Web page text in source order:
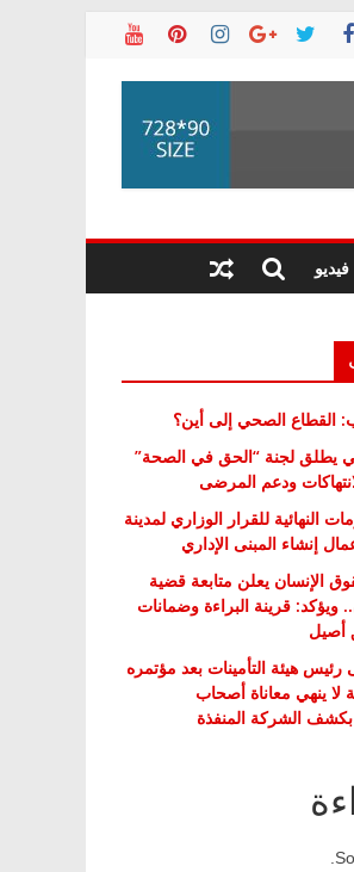
فيديو
القطاع الصحي إلى أين؟
يطلق لجنة “الحق في الصحة”
ودعم المرضى
النهائية للقرار الوزاري لمدينة
إنشاء المبنى الإداري
الإنسان يعلن متابعة قضية
ويؤكد: قرينة البراءة وضمانات
أصيل
هيئة التأمينات بعد مؤتمره
لا ينهي معاناة أصحاب
الشركة المنفذة